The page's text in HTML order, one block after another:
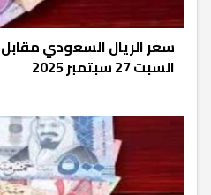
سعر الريال السعودي
السبت 27 سبتمبر 2025